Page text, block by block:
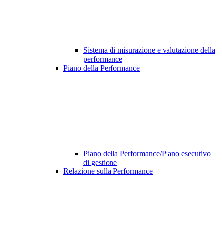
Sistema di misurazione e valutazione della
performance
Piano della Performance
Piano della Performance/Piano esecutivo
di gestione
Relazione sulla Performance